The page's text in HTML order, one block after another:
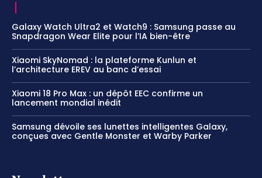
Galaxy Watch Ultra2 et Watch9 : Samsung passe au
Snapdragon Wear Elite pour l’IA bien-être
Xiaomi SkyNomad : la plateforme Kunlun et
l’architecture EREV au banc d’essai
Xiaomi 18 Pro Max : un dépôt EEC confirme un
lancement mondial inédit
Samsung dévoile ses lunettes intelligentes Galaxy,
conçues avec Gentle Monster et Warby Parker